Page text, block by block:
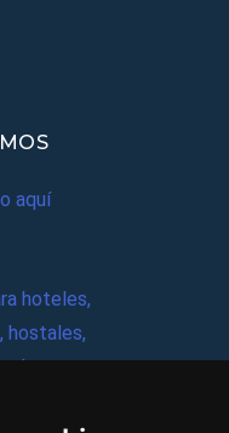
aquí
hoteles,
hostales,
de